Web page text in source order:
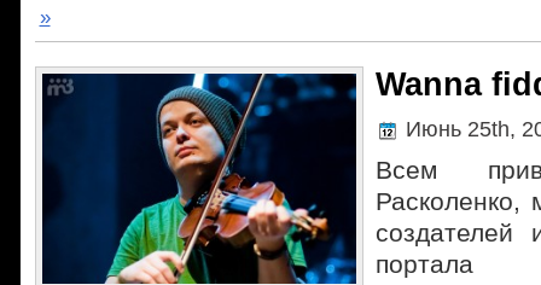
»
Wanna
Июнь 25th,
Всем
Расколенко,
создателей
портала